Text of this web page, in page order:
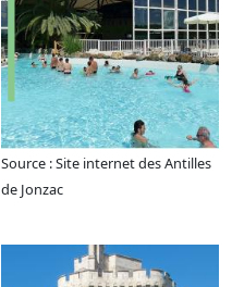
Source : Site internet des Antilles
de Jonzac